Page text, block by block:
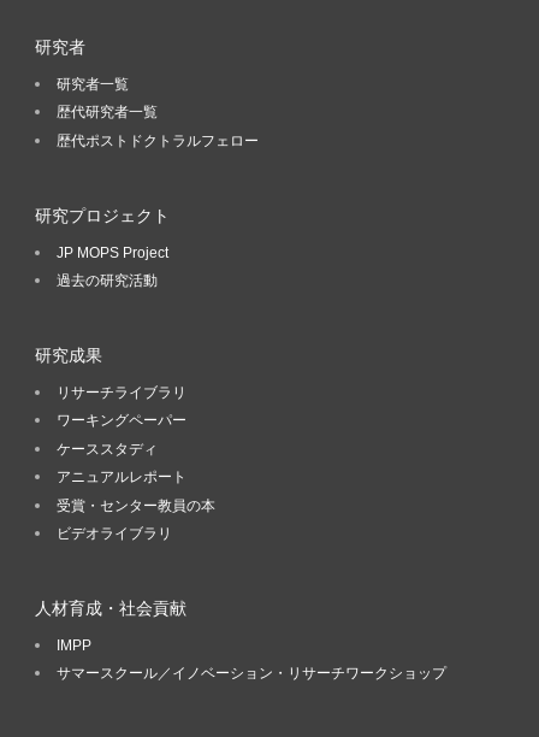
研究者
研究者一覧
歴代研究者一覧
歴代ポストドクトラルフェロー
研究プロジェクト
JP MOPS Project
過去の研究活動
研究成果
リサーチライブラリ
ワーキングペーパー
ケーススタディ
アニュアルレポート
受賞・センター教員の本
ビデオライブラリ
人材育成・社会貢献
IMPP
サマースクール／イノベーション・リサーチワークショップ